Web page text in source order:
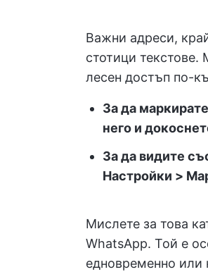
Важни адреси,
стотици текстове.
лесен достъп по-
За да
него и
За да видите
Настройки >
Мислете за това
WhatsApp. Той е
едновременно или